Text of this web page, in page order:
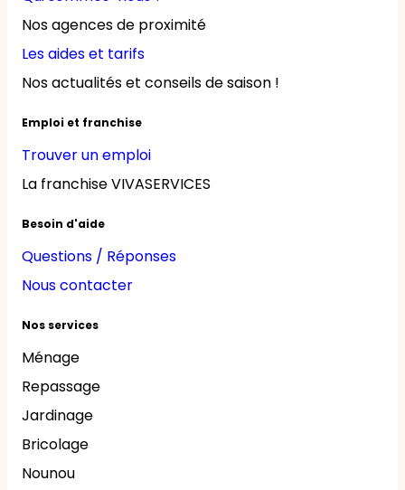
Nos agences de proximité
Les aides et tarifs
Nos actualités et conseils de saison !
Emploi et franchise
Trouver un emploi
La franchise VIVASERVICES
Besoin d'aide
Questions / Réponses
Nous contacter
Nos services
Ménage
Repassage
Jardinage
Bricolage
Nounou